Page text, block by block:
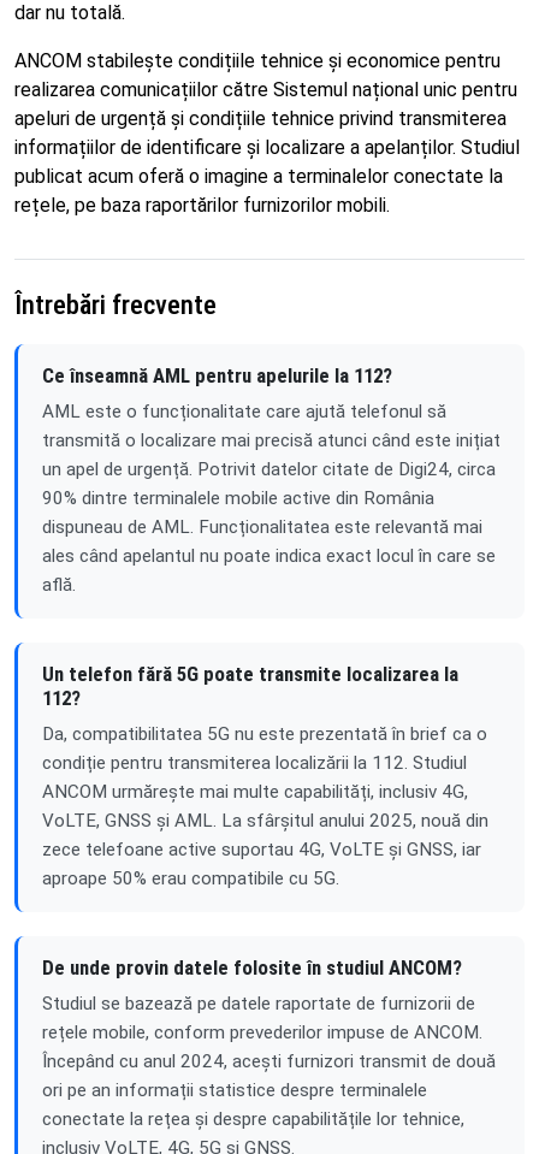
dar nu totală.
ANCOM stabilește condițiile tehnice și economice pentru
realizarea comunicațiilor către Sistemul național unic pentru
apeluri de urgență și condițiile tehnice privind transmiterea
informațiilor de identificare și localizare a apelanților. Studiul
publicat acum oferă o imagine a terminalelor conectate la
rețele, pe baza raportărilor furnizorilor mobili.
Întrebări frecvente
Ce înseamnă AML pentru apelurile la 112?
AML este o funcționalitate care ajută telefonul să
transmită o localizare mai precisă atunci când este inițiat
un apel de urgență. Potrivit datelor citate de Digi24, circa
90% dintre terminalele mobile active din România
dispuneau de AML. Funcționalitatea este relevantă mai
ales când apelantul nu poate indica exact locul în care se
află.
Un telefon fără 5G poate transmite localizarea la
112?
Da, compatibilitatea 5G nu este prezentată în brief ca o
condiție pentru transmiterea localizării la 112. Studiul
ANCOM urmărește mai multe capabilități, inclusiv 4G,
VoLTE, GNSS și AML. La sfârșitul anului 2025, nouă din
zece telefoane active suportau 4G, VoLTE și GNSS, iar
aproape 50% erau compatibile cu 5G.
De unde provin datele folosite în studiul ANCOM?
Studiul se bazează pe datele raportate de furnizorii de
rețele mobile, conform prevederilor impuse de ANCOM.
Începând cu anul 2024, acești furnizori transmit de două
ori pe an informații statistice despre terminalele
conectate la rețea și despre capabilitățile lor tehnice,
inclusiv VoLTE, 4G, 5G și GNSS.